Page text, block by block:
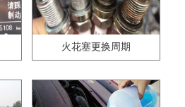
火花塞更换周期